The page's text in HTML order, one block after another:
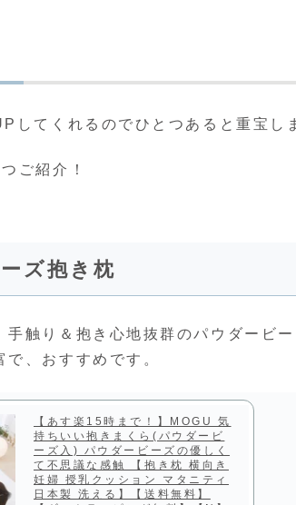
してくれるのでひとつあると重宝し
ご紹介！
ズ抱き枕
触り＆抱き心地抜群のパウダービー
、おすすめです。
【あす楽15時まで！】MOGU 気
持ちいい抱きまくら(パウダービ
ーズ入) パウダービーズの優しく
て不思議な感触 【抱き枕 横向き
妊婦 授乳クッション マタニティ
日本製 洗える】【送料無料】